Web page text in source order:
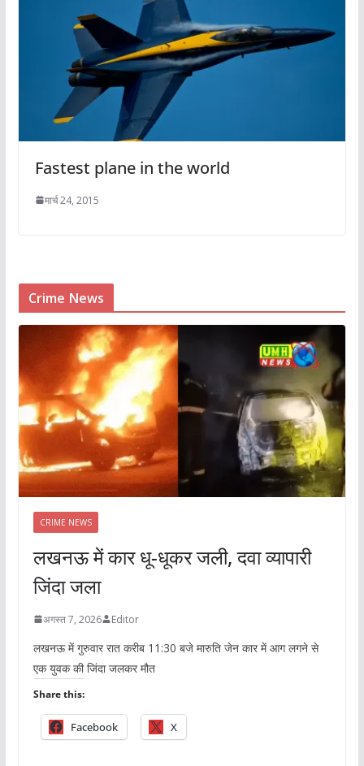
Fastest plane in the world
मार्च 24, 2015
Crime News
CRIME NEWS
लखनऊ में कार धू-धूकर जली, दवा व्यापारी
जिंदा जला
अगस्त 7, 2026 Editor
लखनऊ में गुरुवार रात करीब 11:30 बजे मारुति जेन कार में आग लगने से
एक युवक की जिंदा जलकर मौत
Share this:
Facebook X